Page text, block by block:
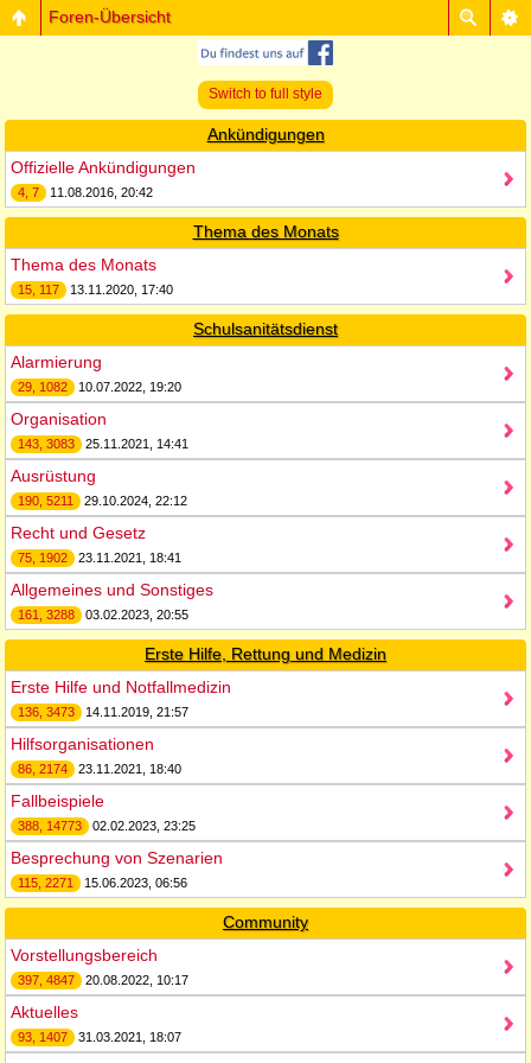
Foren-Übersicht
Switch to full style
Ankündigungen
Offizielle Ankündigungen
4, 7 11.08.2016, 20:42
Thema des Monats
Thema des Monats
15, 117 13.11.2020, 17:40
Schulsanitätsdienst
Alarmierung
29, 1082 10.07.2022, 19:20
Organisation
143, 3083 25.11.2021, 14:41
Ausrüstung
190, 5211 29.10.2024, 22:12
Recht und Gesetz
75, 1902 23.11.2021, 18:41
Allgemeines und Sonstiges
161, 3288 03.02.2023, 20:55
Erste Hilfe, Rettung und Medizin
Erste Hilfe und Notfallmedizin
136, 3473 14.11.2019, 21:57
Hilfsorganisationen
86, 2174 23.11.2021, 18:40
Fallbeispiele
388, 14773 02.02.2023, 23:25
Besprechung von Szenarien
115, 2271 15.06.2023, 06:56
Community
Vorstellungsbereich
397, 4847 20.08.2022, 10:17
Aktuelles
93, 1407 31.03.2021, 18:07